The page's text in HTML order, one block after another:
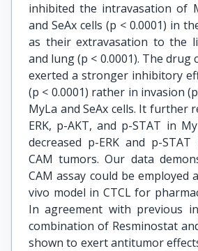
inhibited the intravasation of
and SeAx cells (p < 0.0001) in
as their extravasation to the
and lung (p < 0.0001). The drug
exerted a stronger inhibitory
(p < 0.0001) rather in invasion
MyLa and SeAx cells. It further
ERK, p-AKT, and p-STAT in
decreased p-ERK and p-
CAM tumors. Our data
CAM assay could be employed
vivo model in CTCL for
In agreement with previous
combination of Resminostat
shown to exert antitumor